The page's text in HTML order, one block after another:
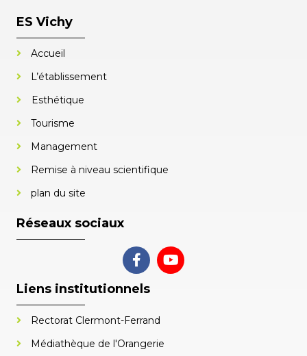
ES Vichy
Accueil
L’établissement
Esthétique
Tourisme
Management
Remise à niveau scientifique
plan du site
Réseaux sociaux
Liens institutionnels
Rectorat Clermont-Ferrand
Médiathèque de l'Orangerie